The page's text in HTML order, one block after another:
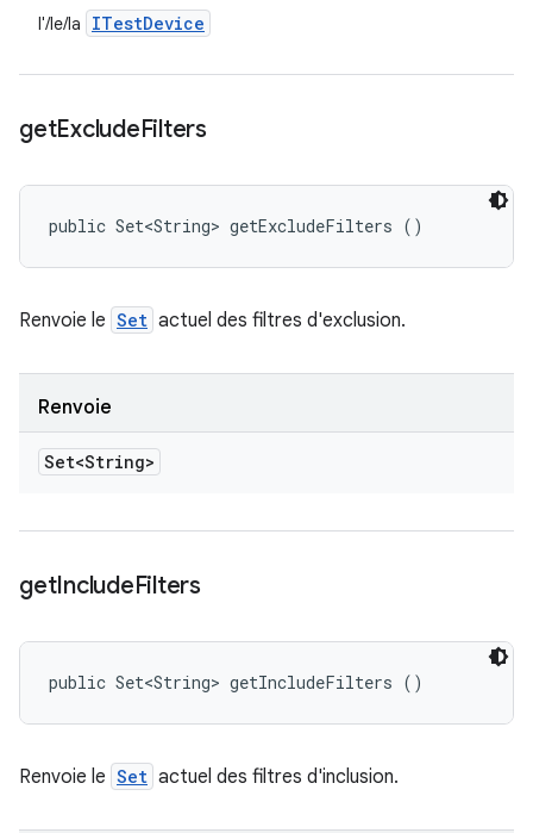
l'/le/la ITestDevice
getExcludeFilters
public Set<String> getExcludeFilters ()
Renvoie le Set actuel des filtres d'exclusion.
Renvoie
Set<String>
getIncludeFilters
public Set<String> getIncludeFilters ()
Renvoie le Set actuel des filtres d'inclusion.